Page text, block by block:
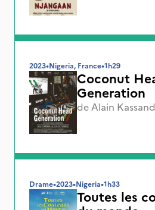
2023•Nigeria, France•1h29
Coconut
Generation
de Alain
Drame•2023•Nigeria•1h33
Toutes les